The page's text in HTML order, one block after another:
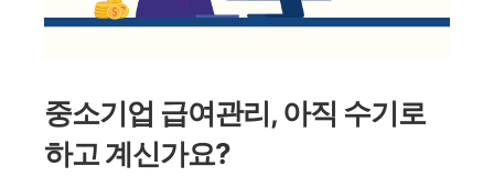
중소기업 급여관리, 아직 수기로
하고 계신가요?